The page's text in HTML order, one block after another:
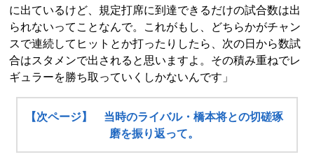
に出ているけど、規定打席に到達できるだけの試合数は出
られないってことなんで。これがもし、どちらかがチャン
スで連続してヒットとか打ったりしたら、次の日から数試
合はスタメンで出されると思いますよ。その積み重ねでレ
ギュラーを勝ち取っていくしかないんです」
【次ページ】 当時のライバル・橋本将との切磋琢
磨を振り返って。